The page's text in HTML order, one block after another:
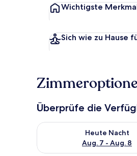
Wichtigste
Sich wie zu Hause
Überprüfe die
Heute Nacht
Aug. 7 - Aug. 8
Überprüfe die